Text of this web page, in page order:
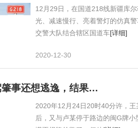
12月29日，在国道218线新疆库
光、减速慢行、亮着警灯的仿真
交警大队结合辖区国道车[详细]
2020-12-30
事还想逃逸，结果…
2020年12月24日20时40分许，
后，又与卢某停于路边的闽G牌